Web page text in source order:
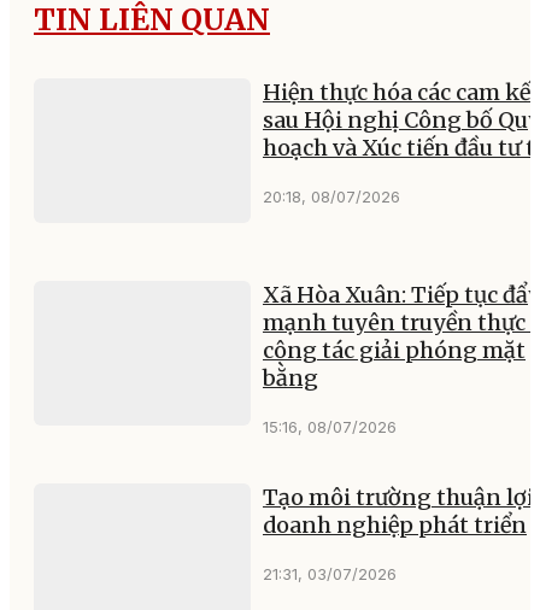
TIN LIÊN QUAN
Hiện thực hóa các cam kết
sau Hội nghị Công bố Quy
hoạch và Xúc tiến đầu tư
20:18, 08/07/2026
Xã Hòa Xuân: Tiếp tục đẩy
mạnh tuyên truyền thực
công tác giải phóng mặt
bằng
15:16, 08/07/2026
Tạo môi trường thuận lợi
doanh nghiệp phát triển
21:31, 03/07/2026